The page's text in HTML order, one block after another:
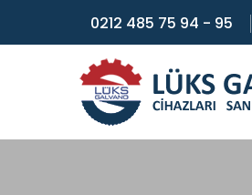
0212 485 75 94 - 95